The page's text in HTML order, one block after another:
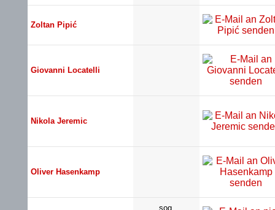
Zoltan Pipić
Giovanni Locatelli
Nikola Jeremic
Oliver Hasenkamp
sog.